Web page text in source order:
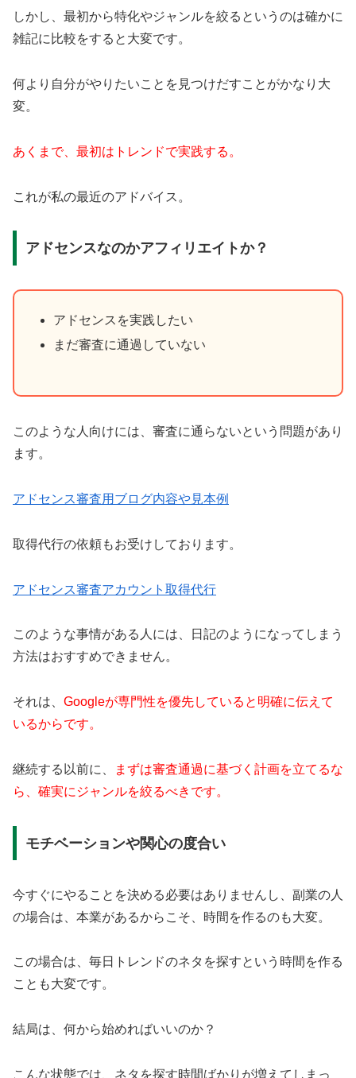
しかし、最初から特化やジャンルを絞るというのは確かに
雑記に比較をすると大変です。
何より自分がやりたいことを見つけだすことがかなり大
変。
あくまで、最初はトレンドで実践する。
これが私の最近のアドバイス。
アドセンスなのかアフィリエイトか？
アドセンスを実践したい
まだ審査に通過していない
このような人向けには、審査に通らないという問題があり
ます。
アドセンス審査用ブログ内容や見本例
取得代行の依頼もお受けしております。
アドセンス審査アカウント取得代行
このような事情がある人には、日記のようになってしまう
方法はおすすめできません。
それは、 Googleが専門性を優先していると明確に伝えて
いるからです。
継続する以前に、
まずは審査通過に基づく計画を立てるな
ら、確実にジャンルを絞るべきです。
モチベーションや関心の度合い
今すぐにやることを決める必要はありませんし、副業の人
の場合は、本業があるからこそ、時間を作るのも大変。
この場合は、毎日トレンドのネタを探すという時間を作る
ことも大変です。
結局は、何から始めればいいのか？
こんな状態では、ネタを探す時間ばかりが増えてしまっ